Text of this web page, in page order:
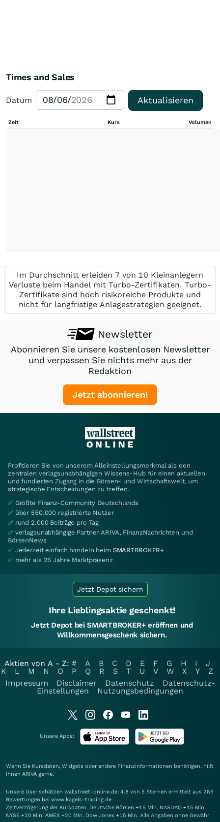
Times and Sales
Datum Aktualisieren
Zeit Kurs Volumen
Im Durchschnitt erleiden 7 von 10 Kleinanlegern
Verluste beim Handel mit Turbo-Zertifikaten. Turbo-
Zertifikate sind hoch risikoreiche Produkte und
nicht für langfristige Anlagestrategien geeignet.
Newsletter
Abonnieren Sie unsere kostenlosen Newsletter
und verpassen Sie nichts mehr aus der
Redaktion
Jetzt abonnieren!
Profitieren Sie von unserem Alleinstellungsmerkmal als den
zentralen verlagsunabhängigen Wissens-Hub für einen aktuellen
und fundierten Zugang in die Börsen- und Wirtschaftswelt, um
strategische Entscheidungen zu treffen.
✅ Größte Finanz-Community Deutschlands
✅ über 550.000 registrierte Nutzer
✅ rund 2.000 Beiträge pro Tag
✅ verlagsunabhängige Partner ARIVA, FinanzNachrichten und
BörsenNews
✅ Jederzeit einfach handeln beim SMARTBROKER+
✅ mehr als 25 Jahre Marktpräsenz
Jetzt Depot sichern
Ihre Lieblingsaktie geschenkt!
Jetzt Depot bei SMARTBROKER+ eröffnen und
Willkommensgeschenk sichern.
Aktien von A - Z: # A B C D E F G H I
J
K
L M N O P Q R S T U V W X Y
Z
Impressum
Disclaimer Datenschutz
Datenschutz-
Einstellungen
Nutzungsbedingungen
Unsere Apps:
Wenn Sie Kursdaten, Widgets oder andere Finanzinformationen benötigen, hilft
Ihnen ARIVA gerne.
Unsere User schätzen wallstreet-online.de: 4.8 von 5 Sternen ermittelt aus 285
Bewertungen bei www.kagels-trading.de
Zeitverzögerung der Kursdaten: Deutsche Börsen +15 Min. NASDAQ +15 Min.
NYSE +20 Min. AMEX +20 Min. Dow Jones +15 Min. Alle Angaben ohne Gewähr.